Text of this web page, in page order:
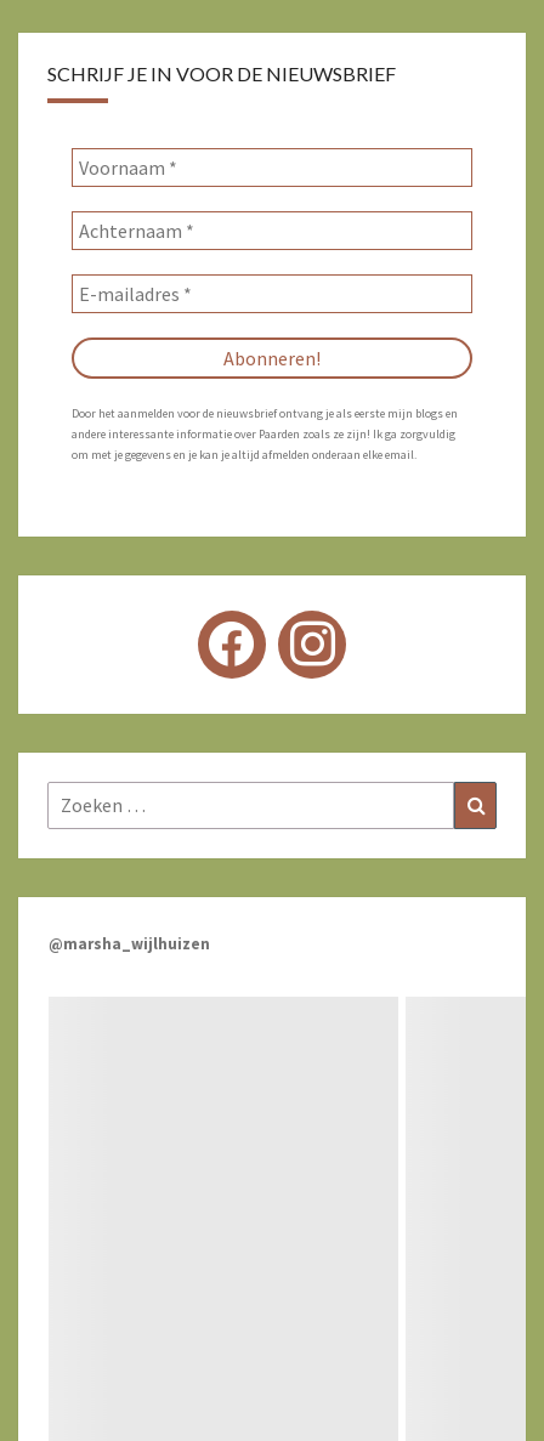
SCHRIJF JE IN VOOR DE NIEUWSBRIEF
Door het aanmelden voor de nieuwsbrief ontvang je als eerste mijn blogs en
andere interessante informatie over Paarden zoals ze zijn! Ik ga zorgvuldig
om met je gegevens en je kan je altijd afmelden onderaan elke email.
Zoeken
naar:
@marsha_wijlhuizen